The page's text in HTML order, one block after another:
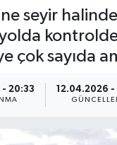
seyir
çok sayıda
- 20:33 12.04.2026 -